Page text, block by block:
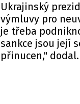
Ukrajinský
výmluvy pro
je třeba
sankce jsou její
přinucen," dodal.